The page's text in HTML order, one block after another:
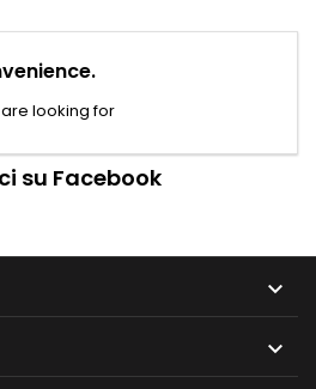
looking for
su Facebook

